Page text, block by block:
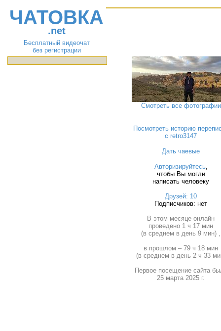
ЧАТОВКА
.net
Бесплатный видеочат
без регистрации
Смотреть все фотографии
Посмотреть историю
с retro3147
Дать чаевые
Авторизируйтесь,
чтобы Вы могли
написать человеку
Друзей: 10
Подписчиков: нет
В этом месяце онлайн
проведено 1 ч 17 мин
(в среднем в день 9 мин) ,
в прошлом – 79 ч 18 мин
(в среднем в день 2 ч 33
Первое посещение сайта
25 марта 2025 г.